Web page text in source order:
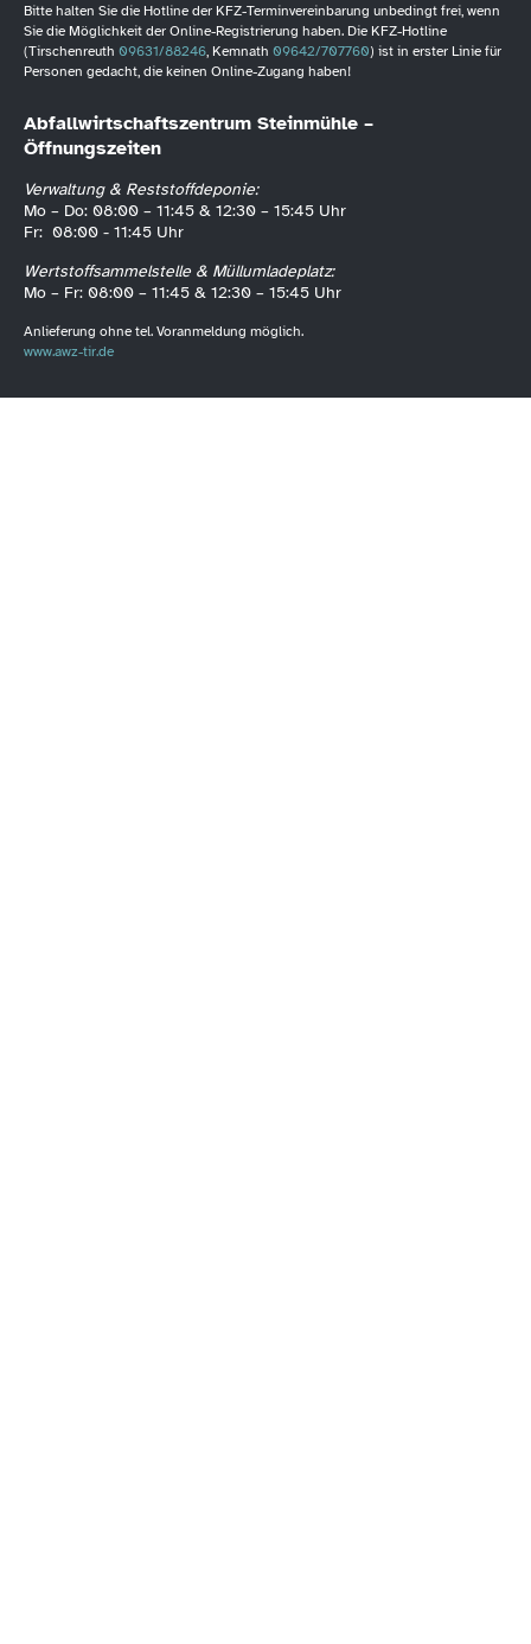
Bitte halten Sie die Hotline der KFZ-Terminvereinbarung unbedingt frei, wenn
Sie die Möglichkeit der Online-Registrierung haben. Die KFZ-Hotline
(Tirschenreuth 09631/88246, Kemnath 09642/707760) ist in erster Linie für
Personen gedacht, die keinen Online-Zugang haben!
Abfallwirtschaftszentrum Steinmühle –
Öffnungszeiten
Verwaltung & Reststoffdeponie:
Mo – Do: 08:00 – 11:45 & 12:30 – 15:45 Uhr
Fr: 08:00 - 11:45 Uhr
Wertstoffsammelstelle & Müllumladeplatz:
Mo – Fr: 08:00 – 11:45 & 12:30 – 15:45 Uhr
Anlieferung ohne tel. Voranmeldung möglich.
www.awz-tir.de